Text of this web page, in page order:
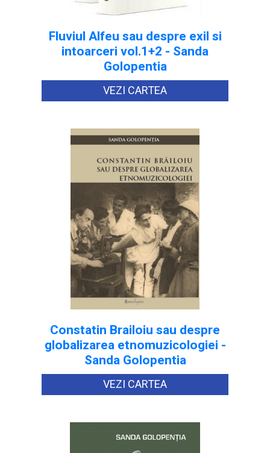
Fluviul Alfeu sau despre exil si
intoarceri vol.1+2 - Sanda
Golopentia
VEZI CARTEA
Constatin Brailoiu sau despre
globalizarea etnomuzicologiei -
Sanda Golopentia
VEZI CARTEA